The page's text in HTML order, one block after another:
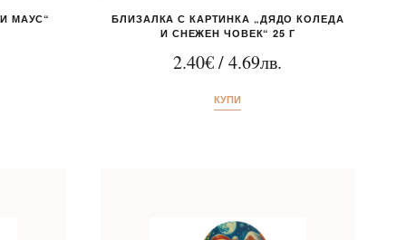
МАУС“
БЛИЗАЛКА С КАРТИНКА „ДЯДО КОЛЕДА
И СНЕЖЕН ЧОВЕК“ 25 Г
2.40€/4.69лв.
КУПИ